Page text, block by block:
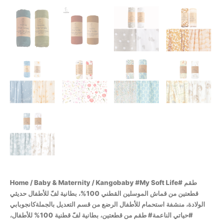
Home /Baby & Maternity / Kangobaby #My Soft Life# طقم
قطعتين من قماش الموسلين القطني 100%، بطانية لفّ للأطفال حديثي
الولادة، منشفة استحمام للأطفال الرضع من قسم التعديل بالجملةكانجوبابي
#حياتي الناعمة# طقم من قطعتين، بطانية لفّ قطنية 100% للأطفال،